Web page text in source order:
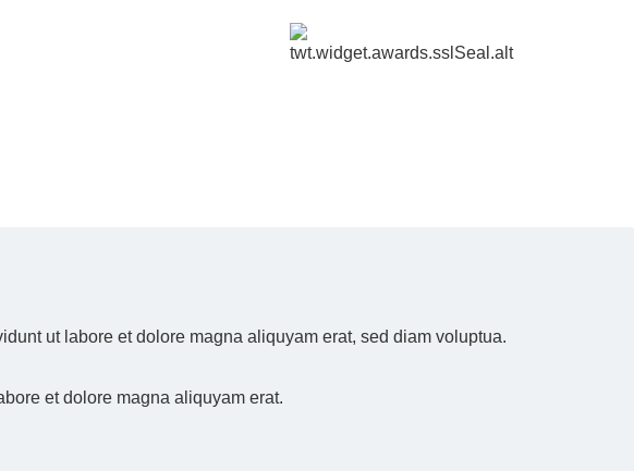
ut labore et dolore magna aliquyam erat, sed diam voluptua.
et dolore magna aliquyam erat.